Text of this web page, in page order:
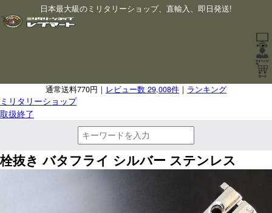
日本最大級のミリタリーショップ、直輸入、即日発送!
通常送料770円｜ レビュー数 29,008件 ｜ ランキング
ミリタリーショップ
取扱終了
栓抜き バタフライ シルバー ステンレス